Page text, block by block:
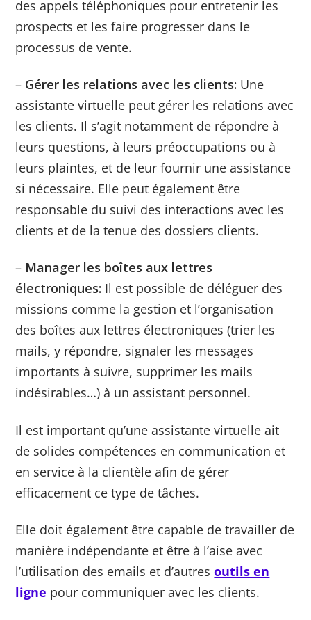
des appels téléphoniques pour entretenir les
prospects et les faire progresser dans le
processus de vente.
– Gérer les relations avec les clients: Une
assistante virtuelle peut gérer les relations avec
les clients. Il s’agit notamment de répondre à
leurs questions, à leurs préoccupations ou à
leurs plaintes, et de leur fournir une assistance
si nécessaire. Elle peut également être
responsable du suivi des interactions avec les
clients et de la tenue des dossiers clients.
– Manager les boîtes aux lettres
électroniques: Il est possible de déléguer des
missions comme la gestion et l’organisation
des boîtes aux lettres électroniques (trier les
mails, y répondre, signaler les messages
importants à suivre, supprimer les mails
indésirables…) à un assistant personnel.
Il est important qu’une assistante virtuelle ait
de solides compétences en communication et
en service à la clientèle afin de gérer
efficacement ce type de tâches.
Elle doit également être capable de travailler de
manière indépendante et être à l’aise avec
l’utilisation des emails et d’autresoutils en
ligne pour communiquer avec les clients.